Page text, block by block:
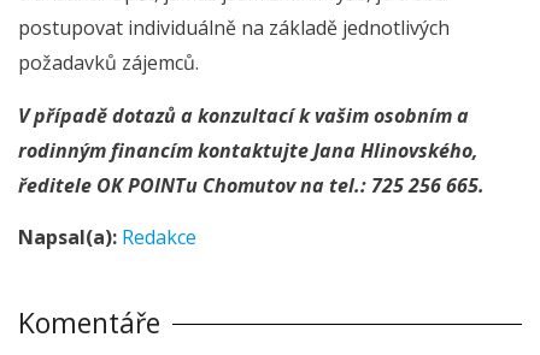
postupovat individuálně na základě jednotlivých
požadavků zájemců.
V případě dotazů a konzultací k vašim osobním a
rodinným financím kontaktujte Jana Hlinovského,
ředitele OK POINTu Chomutov na tel.: 725 256 665.
Napsal(a): Redakce
Komentáře